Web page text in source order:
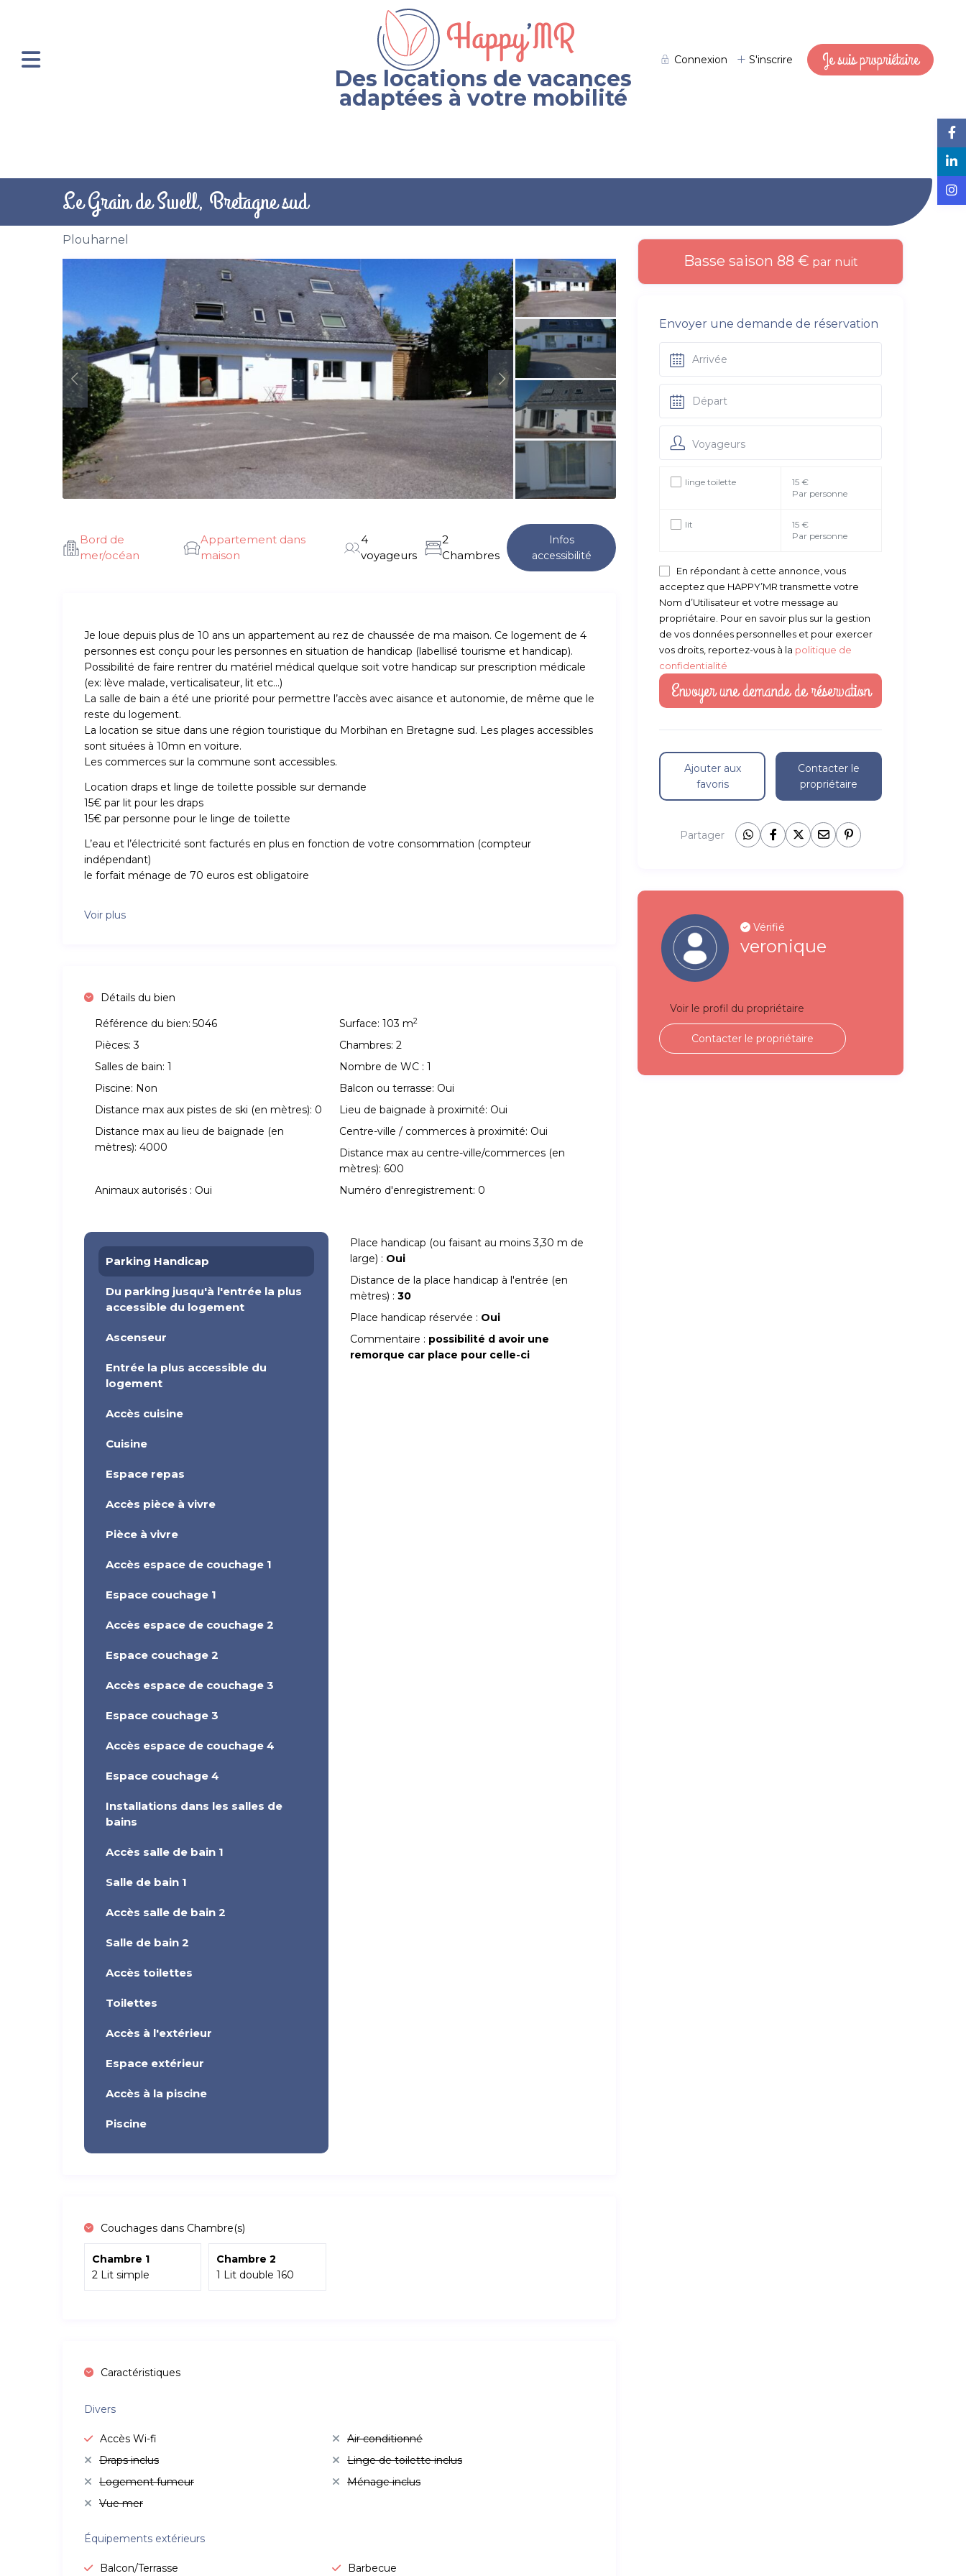
Des locations de vacances
adaptées à votre mobilité
Connexion S'inscrire Je suis propriétaire
Le Grain de Swell, Bretagne sud
Plouharnel
Bord de
mer/océan
Appartement dans
maison
4
voyageurs
2
Chambres
Infos
accessibilité
Je loue depuis plus de 10 ans un appartement au rez de chaussée de ma maison. Ce logement de 4
personnes est conçu pour les personnes en situation de handicap (labellisé tourisme et handicap).
Possibilité de faire rentrer du matériel médical quelque soit votre handicap sur prescription médicale
(ex: lève malade, verticalisateur, lit etc…)
La salle de bain a été une priorité pour permettre l’accès avec aisance et autonomie, de même que le
reste du logement.
La location se situe dans une région touristique du Morbihan en Bretagne sud. Les plages accessibles
sont situées à 10mn en voiture.
Les commerces sur la commune sont accessibles.
Location draps et linge de toilette possible sur demande
15€ par lit pour les draps
15€ par personne pour le linge de toilette
L’eau et l’électricité sont facturés en plus en fonction de votre consommation (compteur
indépendant)
le forfait ménage de 70 euros est obligatoire
Voir plus
Détails du bien
Référence du bien: 5046 Surface: 103 m2
Pièces: 3 Chambres: 2
Salles de bain: 1 Nombre de WC : 1
Piscine: Non Balcon ou terrasse: Oui
Distance max aux pistes de ski (en mètres): 0 Lieu de baignade à proximité: Oui
Distance max au lieu de baignade (en
mètres): 4000
Centre-ville / commerces à proximité: Oui
Distance max au centre-ville/commerces (en
mètres): 600
Animaux autorisés : Oui Numéro d'enregistrement: 0
Parking Handicap
Du parking jusqu'à l'entrée la plus
accessible du logement
Ascenseur
Entrée la plus accessible du
logement
Accès cuisine
Cuisine
Espace repas
Accès pièce à vivre
Pièce à vivre
Accès espace de couchage 1
Espace couchage 1
Accès espace de couchage 2
Espace couchage 2
Accès espace de couchage 3
Espace couchage 3
Accès espace de couchage 4
Espace couchage 4
Installations dans les salles de
bains
Accès salle de bain 1
Salle de bain 1
Accès salle de bain 2
Salle de bain 2
Accès toilettes
Toilettes
Accès à l'extérieur
Espace extérieur
Accès à la piscine
Piscine
Place handicap (ou faisant au moins 3,30 m de
large) : Oui
Distance de la place handicap à l'entrée (en
mètres) : 30
Place handicap réservée : Oui
Commentaire : possibilité d avoir une
remorque car place pour celle-ci
Couchages dans Chambre(s)
Chambre 1
2 Lit simple
Chambre 2
1 Lit double 160
Caractéristiques
Divers
Accès Wi-fi
Air conditionné
Draps inclus
Linge de toilette inclus
Logement fumeur
Ménage inclus
Vue mer
Équipements extérieurs
Balcon/Terrasse Barbecue
Basse saison 88 € par nuit
Envoyer une demande de réservation
Voyageurs
linge toilette
15 €
Par personne
lit
15 €
Par personne
En répondant à cette annonce, vous
acceptez que HAPPY’MR transmette votre
Nom d’Utilisateur et votre message au
propriétaire. Pour en savoir plus sur la gestion
de vos données personnelles et pour exercer
vos droits, reportez-vous à la politique de
confidentialité
Ajouter aux
favoris
Contacter le
propriétaire
Partager
Vérifié
veronique
Voir le profil du propriétaire
Contacter le propriétaire